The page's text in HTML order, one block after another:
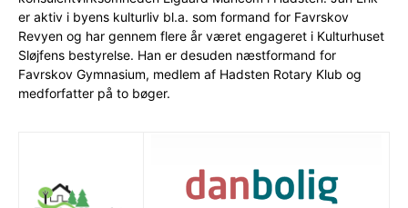
er aktiv i byens kulturliv bl.a. som formand for Favrskov
Revyen og har gennem flere år været engageret i Kulturhuset
Sløjfens bestyrelse. Han er desuden næstformand for
Favrskov Gymnasium, medlem af Hadsten Rotary Klub og
medforfatter på to bøger.